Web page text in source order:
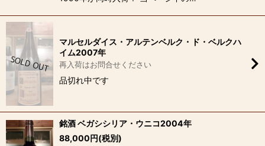
マルセルダイス・アルテンベルク・ド・ベルクハ
イム2007年
再入荷はお問合せください
品切れ中です
銘酒 ベガシシリア・ウニコ2004年
88,000円(税別)